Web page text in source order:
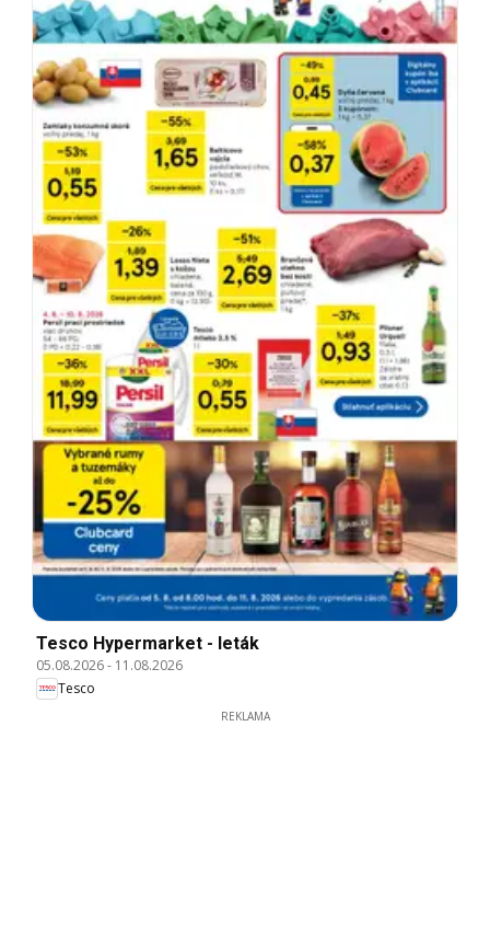
Tesco Hypermarket - leták
05.08.2026- 11.08.2026
Tesco
REKLAMA